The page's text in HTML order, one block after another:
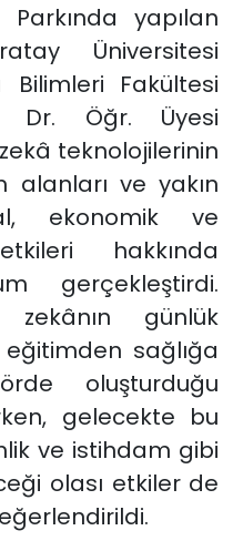
yapılan
Üniversitesi
Fakültesi
Dr. Öğr. Üyesi
teknolojilerinin
alanları ve yakın
ekonomik ve
hakkında
gerçekleştirdi.
günlük
sağlığa
oluşturduğu
gelecekte bu
ve istihdam gibi
olası etkiler de